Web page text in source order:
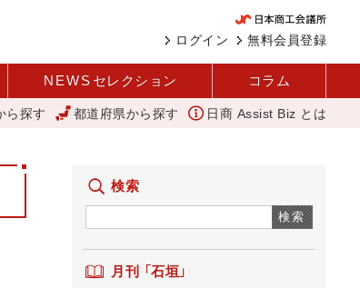
無料会員登録
ログイン
NEWS セレクション コラム
性経営者 西谷 アップルパイ 11月4日に「令和5年度
ら探す 都道府県から探す 日商 Assist Biz とは
検索
検索
月刊 「石垣」